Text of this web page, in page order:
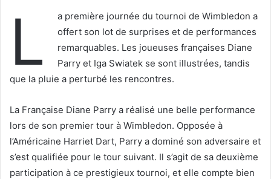
e
l
L
a première journée du tournoi de Wimbledon a
offert son lot de surprises et de performances
remarquables. Les joueuses françaises Diane
Parry et Iga Swiatek se sont illustrées, tandis
que la pluie a perturbé les rencontres.
La Française Diane Parry a réalisé une belle performance
lors de son premier tour à Wimbledon. Opposée à
l’Américaine Harriet Dart, Parry a dominé son adversaire et
s’est qualifiée pour le tour suivant. Il s’agit de sa deuxième
participation à ce prestigieux tournoi, et elle compte bien